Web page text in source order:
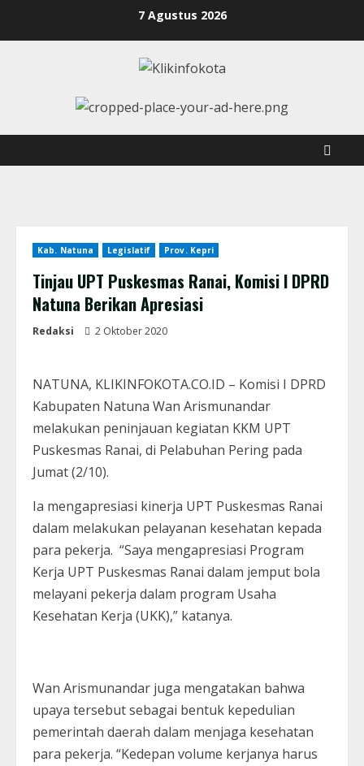
7 Agustus 2026
Kab. Natuna Legislatif Prov. Kepri
Tinjau UPT Puskesmas Ranai, Komisi I DPRD
Natuna Berikan Apresiasi
Redaksi 2 Oktober 2020
NATUNA, KLIKINFOKOTA.CO.ID – Komisi I DPRD
Kabupaten Natuna Wan Arismunandar
melakukan peninjauan kegiatan KKM UPT
Puskesmas Ranai, di Pelabuhan Pering pada
Jumat (2/10).
Ia mengapresiasi kinerja UPT Puskesmas Ranai
dalam melakukan pelayanan kesehatan kepada
para pekerja. “Saya mengapresiasi Program
Kerja UPT Puskesmas Ranai dalam jemput bola
melayani pekerja dalam program Usaha
Kesehatan Kerja (UKK),” katanya.
Wan Arismunandar juga mengatakan bahwa
upaya tersebut sebagai bentuk kepedulian
pemerintah daerah dalam menjaga kesehatan
para pekerja. “Kedepan volume kerjanya harus